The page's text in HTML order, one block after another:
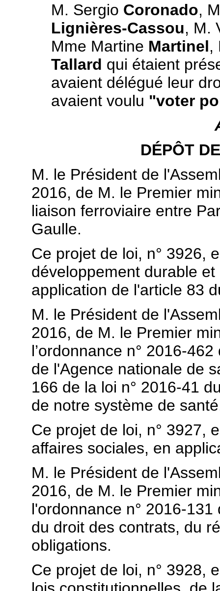
M. Sergio Coronado,
Lignières-Cassou, M.
Mme Martine Martinel,
Tallard qui étaient
avaient délégué leur
avaient voulu "voter
DÉPÔT
M. le Président de
2016, de M. le Premier
liaison ferroviaire entre
Gaulle.
Ce projet de loi, n° 3926,
développement durable
application de l'article 83
M. le Président de
2016, de M. le Premier
l’ordonnance n° 2016-
de l'Agence nationale de
166 de la loi n° 2016-41
de notre système de
Ce projet de loi, n° 3927,
affaires sociales, en
M. le Président de
2016, de M. le Premier
l'ordonnance n° 2016-
du droit des contrats, du
obligations.
Ce projet de loi, n° 3928,